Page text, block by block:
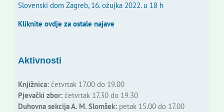
Slovenski dom Zagreb, 16. ožujka 2022. u 18 h
Kliknite ovdje za ostale najave
Aktivnosti
Knjižnica:četvrtak 17.00 do 19.00
Pjevački zbor:četvrtak 17.30 do 19.30
Duhovna sekcija A. M. Slomšek:petak 15.00 do 17.00